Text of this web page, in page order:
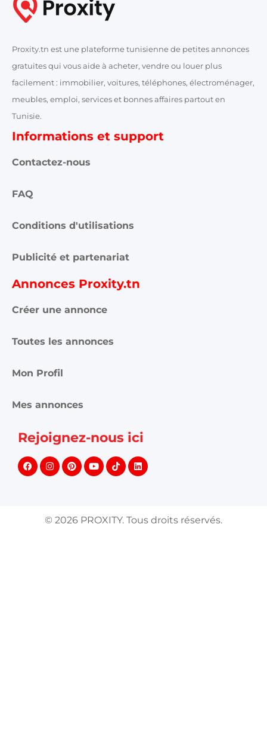
Proxity.tn est une plateforme tunisienne de petites annonces
gratuites qui vous aide à acheter, vendre ou louer plus
facilement : immobilier, voitures, téléphones, électroménager,
meubles, emploi, services et bonnes affaires partout en
Tunisie.
Informations et support
Contactez-nous
FAQ
Conditions d'utilisations
Publicité et partenariat
Annonces Proxity.tn
Créer une annonce
Toutes les annonces
Mon Profil
Mes annonces
Rejoignez-nous ici
© 2026 PROXITY. Tous droits réservés.